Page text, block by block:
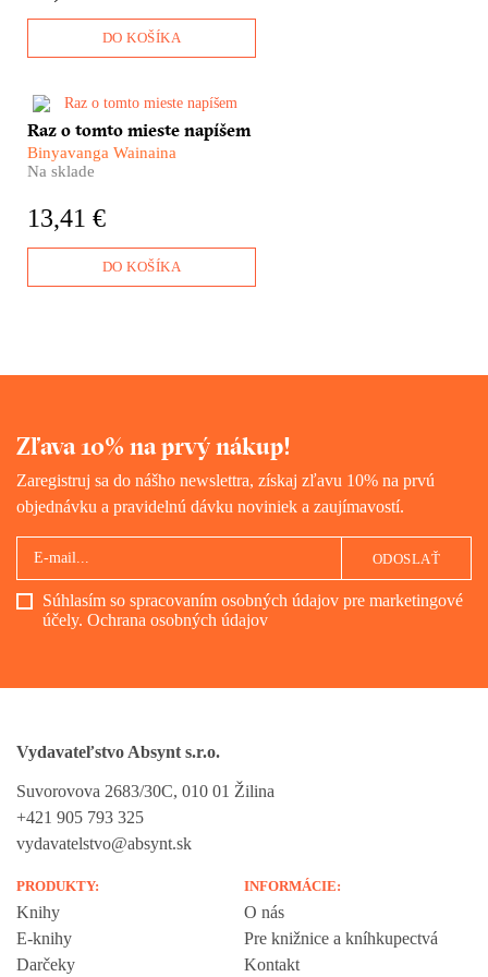
tiežumelcov, všetky tie bizarné
DO KOŠÍKA
Naše predstavy o Afrike stále
ovládajú viac predsudky a
ošúchané klišé ako reálne
skúsenosť sprostredkuje.
Raz o tomto mieste napíšem
Binyavanga Wainaina
Na sklade
13,41 €
DO KOŠÍKA
Zľava 10% na prvý nákup!
Zaregistruj sa do nášho newslettra, získaj zľavu 10% na prvú
objednávku a pravidelnú dávku noviniek a zaujímavostí.
Súhlasím so spracovaním osobných údajov pre marketingové
účely. Ochrana osobných údajov
ODOSLAŤ
Vydavateľstvo Absynt s.r.o.
Suvorovova 2683/30C, 010 01 Žilina
+421 905 793 325
vydavatelstvo@absynt.sk
PRODUKTY:
Knihy
E-knihy
Darčeky
INFORMÁCIE:
O nás
Pre knižnice a kníhkupectvá
Kontakt